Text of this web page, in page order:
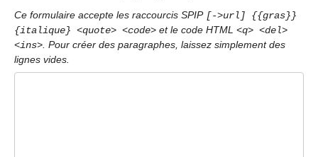
Ce formulaire accepte les raccourcis SPIP [->url] {{gras}}
{italique} <quote> <code> et le code HTML <q> <del>
<ins>. Pour créer des paragraphes, laissez simplement des
lignes vides.